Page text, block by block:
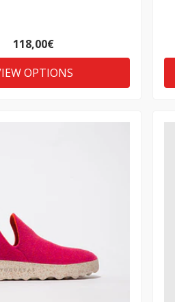
118,00€
OPTIONS